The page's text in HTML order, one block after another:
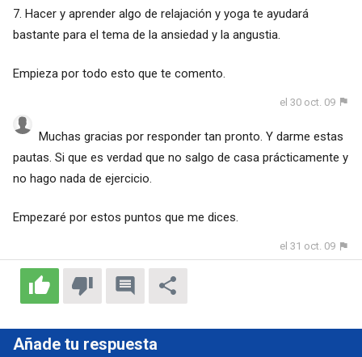
7. Hacer y aprender algo de relajación y yoga te ayudará
bastante para el tema de la ansiedad y la angustia.
Empieza por todo esto que te comento.
el 30 oct. 09
Muchas gracias por responder tan pronto. Y darme estas
pautas. Si que es verdad que no salgo de casa prácticamente y
no hago nada de ejercicio.
Empezaré por estos puntos que me dices.
el 31 oct. 09
Añade tu respuesta